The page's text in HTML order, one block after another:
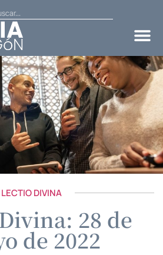
LECTIO DIVINA
28 de
de 2022